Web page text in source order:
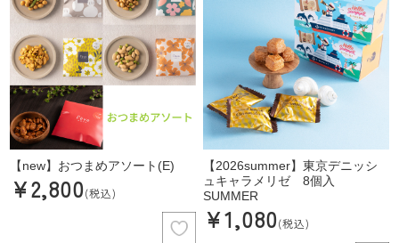
【new】おつまめアソート(E)
¥2,800(税込)
【2026summer】東京デニッシ
ュキャラメリゼ 8個入
SUMMER
¥1,080(税込)